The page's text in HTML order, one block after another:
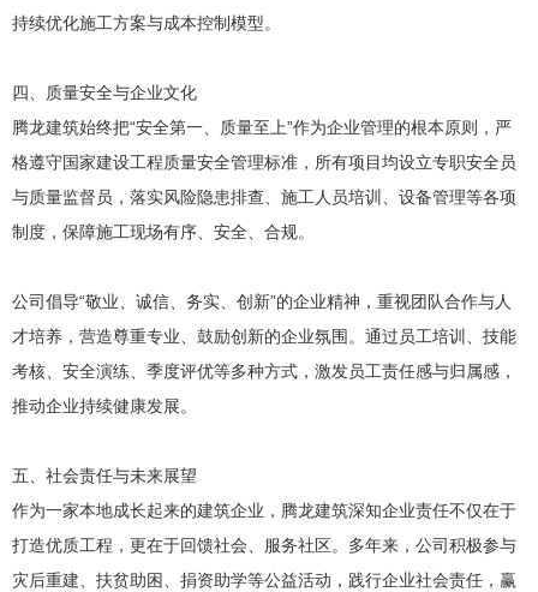
持续优化施工方案与成本控制模型。
四、质量安全与企业文化
腾龙建筑始终把“安全第一、质量至上”作为企业管理的根本原则，严
格遵守国家建设工程质量安全管理标准，所有项目均设立专职安全员
与质量监督员，落实风险隐患排查、施工人员培训、设备管理等各项
制度，保障施工现场有序、安全、合规。
公司倡导“敬业、诚信、务实、创新”的企业精神，重视团队合作与人
才培养，营造尊重专业、鼓励创新的企业氛围。通过员工培训、技能
考核、安全演练、季度评优等多种方式，激发员工责任感与归属感，
推动企业持续健康发展。
五、社会责任与未来展望
作为一家本地成长起来的建筑企业，腾龙建筑深知企业责任不仅在于
打造优质工程，更在于回馈社会、服务社区。多年来，公司积极参与
灾后重建、扶贫助困、捐资助学等公益活动，践行企业社会责任，赢